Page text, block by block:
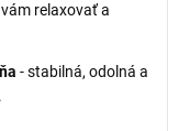
relaxovať a
- stabilná, odolná a